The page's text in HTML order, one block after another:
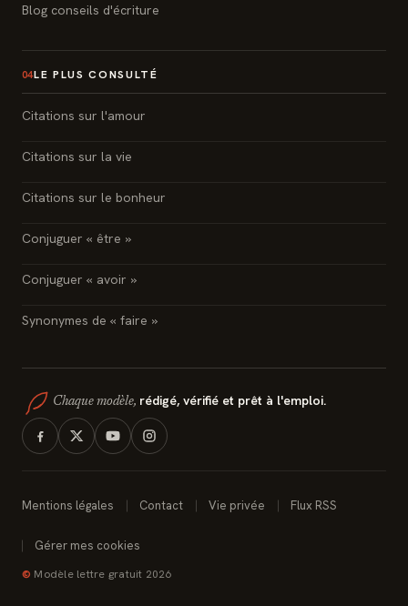
Blog conseils d'écriture
04LE PLUS CONSULTÉ
Citations sur l'amour
Citations sur la vie
Citations sur le bonheur
Conjuguer « être »
Conjuguer « avoir »
Synonymes de « faire »
Chaque modèle, rédigé, vérifié et prêt à l'emploi.
Mentions légales Contact Vie privée Flux RSS
Gérer mes cookies
© Modèle lettre gratuit 2026